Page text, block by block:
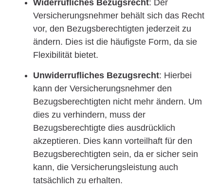
Widerrufliches Bezugsrecht: Der
Versicherungsnehmer behält sich das Recht
vor, den Bezugsberechtigten jederzeit zu
ändern. Dies ist die häufigste Form, da sie
Flexibilität bietet.
Unwiderrufliches Bezugsrecht: Hierbei
kann der Versicherungsnehmer den
Bezugsberechtigten nicht mehr ändern. Um
dies zu verhindern, muss der
Bezugsberechtigte dies ausdrücklich
akzeptieren. Dies kann vorteilhaft für den
Bezugsberechtigten sein, da er sicher sein
kann, die Versicherungsleistung auch
tatsächlich zu erhalten.